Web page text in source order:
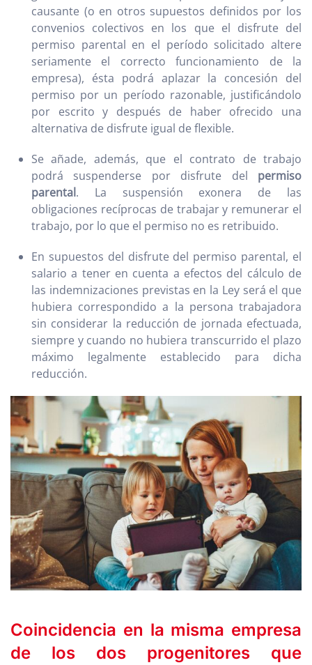
causante (o en otros supuestos definidos por los
convenios colectivos en los que el disfrute del
permiso parental en el período solicitado altere
seriamente el correcto funcionamiento de la
empresa), ésta podrá aplazar la concesión del
permiso por un período razonable, justificándolo
por escrito y después de haber ofrecido una
alternativa de disfrute igual de flexible.
Se añade, además, que el contrato de trabajo
podrá suspenderse por disfrute del permiso
parental. La suspensión exonera de las
obligaciones recíprocas de trabajar y remunerar el
trabajo, por lo que el permiso no es retribuido.
En supuestos del disfrute del permiso parental, el
salario a tener en cuenta a efectos del cálculo de
las indemnizaciones previstas en la Ley será el que
hubiera correspondido a la persona trabajadora
sin considerar la reducción de jornada efectuada,
siempre y cuando no hubiera transcurrido el plazo
máximo legalmente establecido para dicha
reducción.
Coincidencia en la misma empresa
de los dos progenitores que